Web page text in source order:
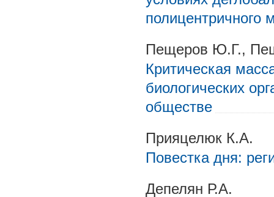
полицентричного
Пещеров Ю.Г.,
Критическая
биологических
обществе
Прияцелюк К.А.
Повестка дня:
Депелян Р.А.